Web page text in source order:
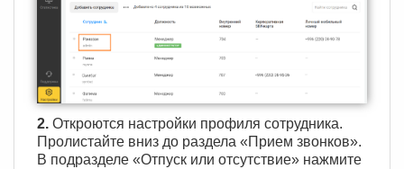
2. Откроются настройки профиля сотрудника.
Пролистайте вниз до раздела «Прием звонков».
В подразделе «Отпуск или отсутствие» нажмите